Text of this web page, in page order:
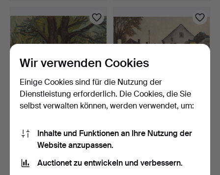
4 Tage
Schätzwert
4 Tage
Wir verwenden Cookies
Einige Cookies sind für die Nutzung der
Dienstleistung erforderlich. Die Cookies, die Sie
selbst verwalten können, werden verwendet, um:
Inhalte und Funktionen an Ihre Nutzung der
Website anzupassen.
Auctionet zu entwickeln und verbessern.